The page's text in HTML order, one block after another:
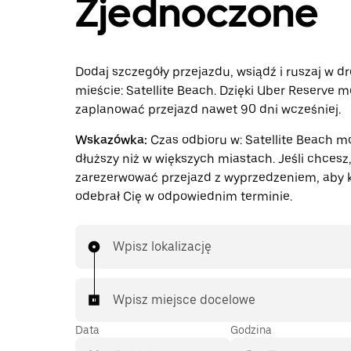
Zjednoczone
Dodaj szczegóły przejazdu, wsiądź i ruszaj w
mieście: Satellite Beach. Dzięki Uber Reserve
zaplanować przejazd nawet 90 dni wcześniej.
Wskazówka: Czas odbioru w: Satellite Beach
dłuższy niż w większych miastach. Jeśli
zarezerwować przejazd z wyprzedzeniem, aby
odebrał Cię w odpowiednim terminie.
Wpisz lokalizację
Wpisz miejsce docelowe
Data Godzina